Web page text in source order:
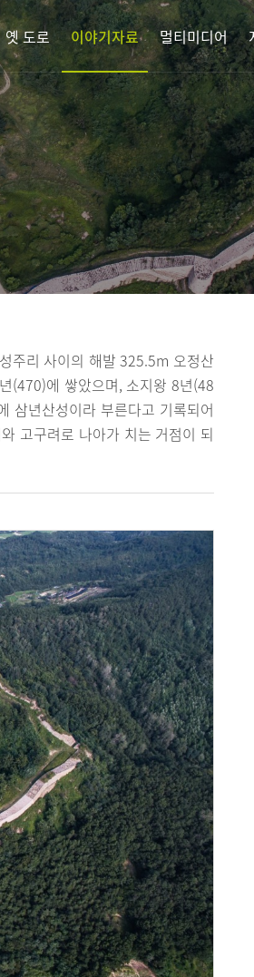
옛 도로 이야기자료 멀티미디어
주리 사이의 해발 325.5m 오정산
(470)에 쌓았으며, 소지왕 8년(48
삼년산성이라 부른다고 기록되어
고구려로 나아가 치는 거점이 되